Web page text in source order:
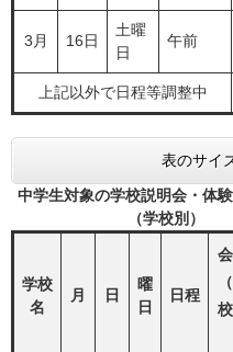
3月 16日
土曜
日
午前
上記以外で日程等調整中
表のサイ
中学生対象の学校説明会・体
（学校別）
学校
名
月 日
曜
日
日程